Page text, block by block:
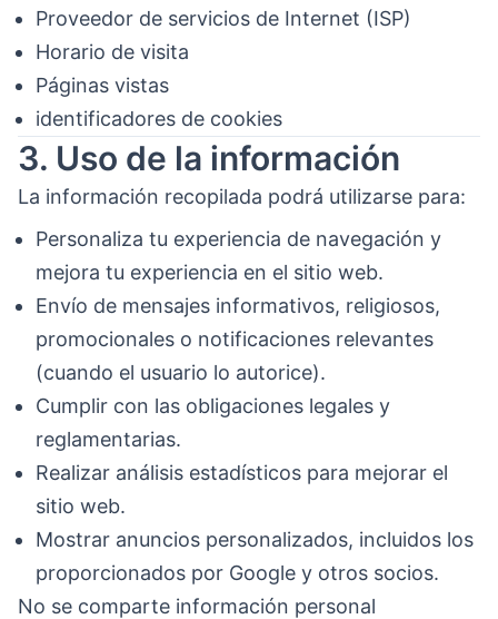
Proveedor de servicios de Internet (ISP)
Horario de visita
Páginas vistas
identificadores de cookies
3. Uso de la información
La información recopilada podrá utilizarse para:
Personaliza tu experiencia de navegación y
mejora tu experiencia en el sitio web.
Envío de mensajes informativos, religiosos,
promocionales o notificaciones relevantes
(cuando el usuario lo autorice).
Cumplir con las obligaciones legales y
reglamentarias.
Realizar análisis estadísticos para mejorar el
sitio web.
Mostrar anuncios personalizados, incluidos los
proporcionados por Google y otros socios.
No se comparte información personal